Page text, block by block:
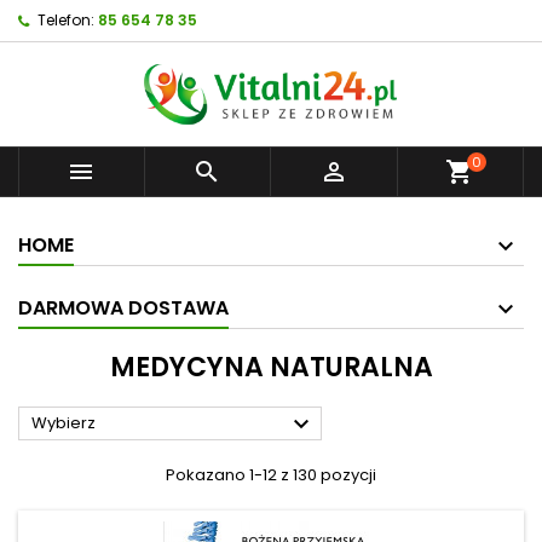
Telefon: 85 654 78 35
   shopping_cart0
HOME
DARMOWA DOSTAWA
MEDYCYNA NATURALNA
Wybierz 
Pokazano 1-12 z 130 pozycji